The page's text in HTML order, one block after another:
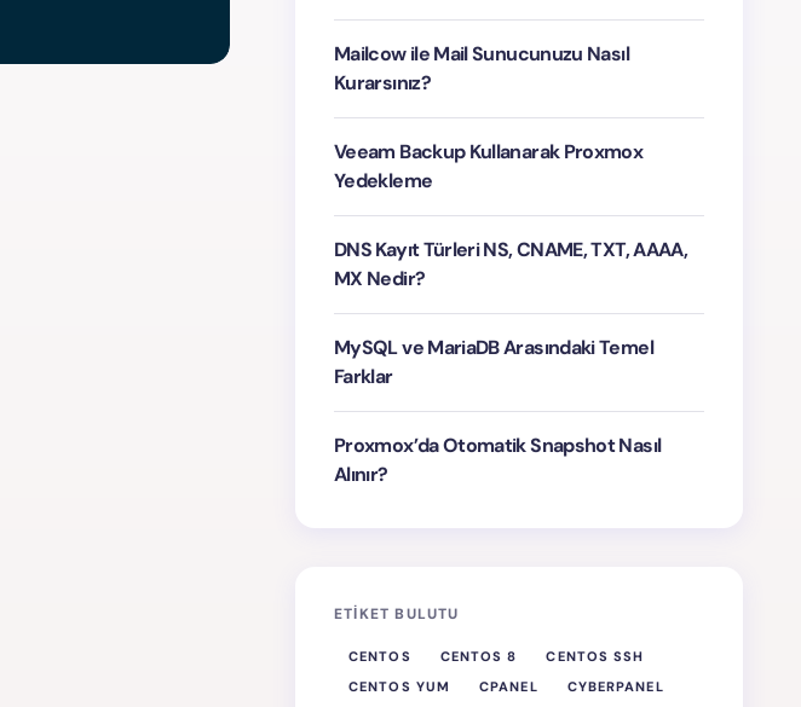
Mailcow ile Mail Sunucunuzu Nasıl
Kurarsınız?
Veeam Backup Kullanarak Proxmox
Yedekleme
DNS Kayıt Türleri NS, CNAME, TXT, AAAA,
MX Nedir?
MySQL ve MariaDB Arasındaki Temel
Farklar
Proxmox’da Otomatik Snapshot Nasıl
Alınır?
ETIKET BULUTU
CENTOS CENTOS 8
CENTOS SSH
CENTOS YUM
CPANEL
CYBERPANEL